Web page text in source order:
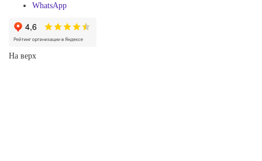
WhatsApp
На верх